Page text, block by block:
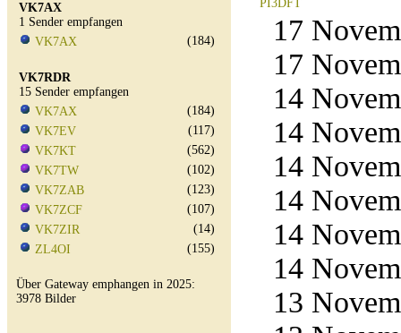
VK7AX
1 Sender empfangen
VK7AX
(184)
VK7RDR
15 Sender empfangen
VK7AX
(184)
VK7EV
(117)
VK7KT
(562)
VK7TW
(102)
VK7ZAB
(123)
VK7ZCF
(107)
VK7ZIR
(14)
ZL4OI
(155)
Über Gateway emphangen in 2025:
3978 Bilder
17
17
14
14
14
14
14
14
13